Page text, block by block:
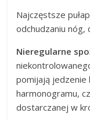
Najczęstsze
odchudzaniu nóg,
Nieregularne
pomijają jedzenie
harmonogramu,
dostarczanej w